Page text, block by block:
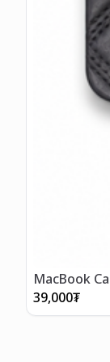
MacBook
39,000₮